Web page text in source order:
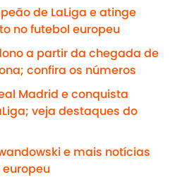
de LaLiga e atinge
no futebol europeu
a partir da chegada de
confira os números
Madrid e conquista
veja destaques do
e mais notícias